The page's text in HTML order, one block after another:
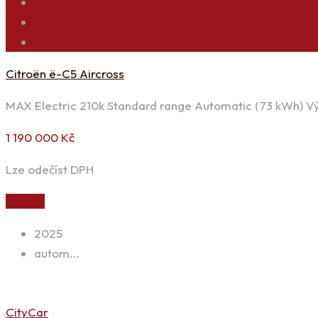
Citroën ë-C5 Aircross
MAX Electric 210k Standard range Automatic (73 kWh)
1 190 000 Kč
Lze odečíst DPH
2025
autom...
CityCar